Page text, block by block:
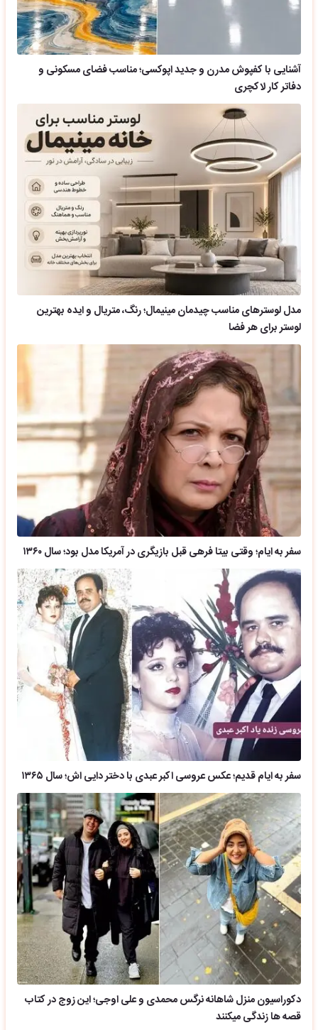
آشنایی با کفپوش مدرن و جدید اپوکسی؛ مناسب فضای مسکونی و
دفاتر کار لاکچری
مدل لوسترهای مناسب چیدمان مینیمال؛ رنگ، متریال و ایده بهترین
لوستر برای هر فضا
سفر به ایام؛ وقتی بیتا فرهی قبل بازیگری در آمریکا مدل بود؛ سال ۱۳۶۰
سفر به ایام قدیم؛ عکس عروسی اکبر عبدی با دختر دایی اش؛ سال ۱۳۶۵
دکوراسیون منزل شاهانه نرگس محمدی و علی اوجی؛ این زوج در کتاب
قصه ها زندگی میکنند